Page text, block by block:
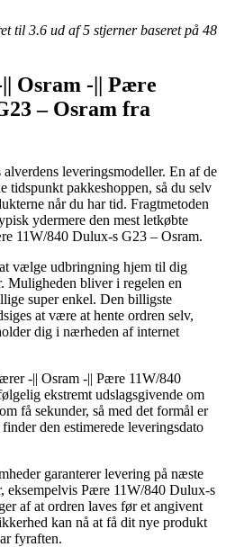
til 3.6 ud af 5 stjerner baseret på 48
Osram -|| Pære
– Osram fra
leveringsmodeller. En af de
tidspunkt pakkeshoppen, så du selv
når du har tid. Fragtmetoden
ydermere den mest letkøbte
11W/840 Dulux-s G23 – Osram.
vælge udbringning hjem til dig
Muligheden bliver i regelen en
super enkel. Den billigste
at være at hente ordren selv,
dig i nærheden af internet
-|| Osram -|| Pære 11W/840
ekstremt udslagsgivende om
få sekunder, så med det formål er
den estimerede leveringsdato
garanterer levering på næste
eksempelvis Pære 11W/840 Dulux-s
af at ordren laves før et angivent
kan nå at få dit nye produkt
fyraften.